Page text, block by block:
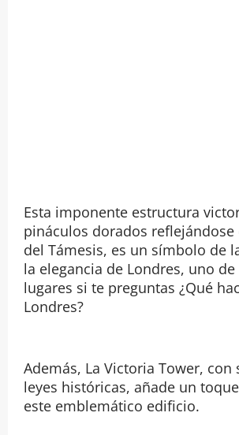
Esta imponente estructura
pináculos dorados reflejándose
del Támesis, es un símbolo de
la elegancia de Londres, uno
lugares si te preguntas ¿Qué
Londres?
Además, La Victoria Tower, con
leyes históricas, añade un
este emblemático edificio.